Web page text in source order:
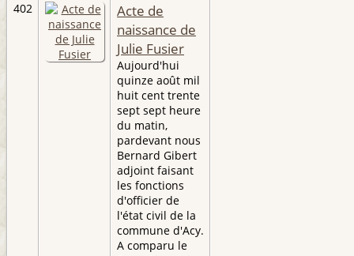
402
Acte de
naissance de
Julie Fusier
Aujourd'hui
quinze août mil
huit cent trente
sept sept heure
du matin,
pardevant nous
Bernard Gibert
adjoint faisant
les fonctions
d'officier de
l'état civil de la
commune d'Acy.
A comparu le